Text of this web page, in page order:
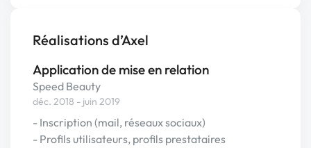
Réalisations d’Axel
Application de mise en relation
Speed Beauty
déc. 2018 - juin 2019
- Inscription (mail, réseaux sociaux)
- Profils utilisateurs, profils prestataires